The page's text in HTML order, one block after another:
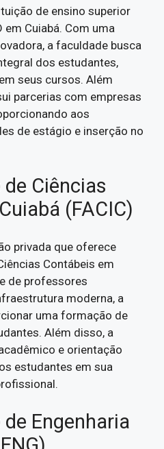
de ensino superior
Cuiabá. Com uma
a faculdade busca
dos estudantes,
seus cursos. Além
parcerias com empresas
aos
de estágio e inserção no
Ciências
(FACIC)
privada que oferece
Contábeis em
de professores
moderna, a
uma formação de
Além disso, a
e orientação
estudantes em sua
Engenharia